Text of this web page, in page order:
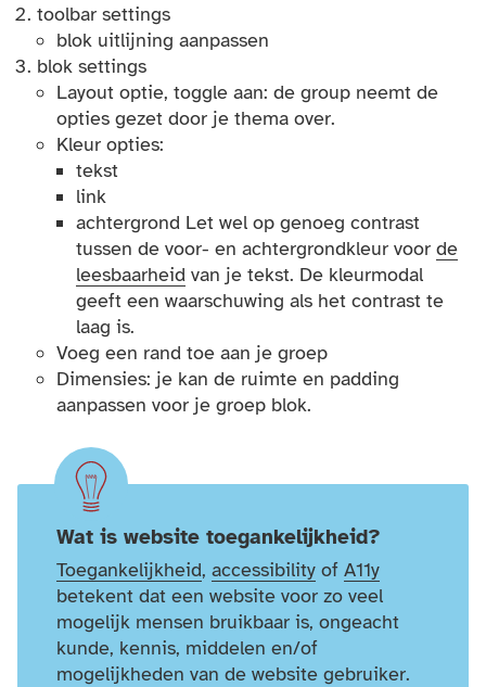
toolbar settings
blok uitlijning aanpassen
blok settings
Layout optie, toggle aan: de group neemt de
opties gezet door je thema over.
Kleur opties:
tekst
link
achtergrond Let wel op genoeg contrast
tussen de voor- en achtergrondkleur voor de
leesbaarheid van je tekst. De kleurmodal
geeft een waarschuwing als het contrast te
laag is.
Voeg een rand toe aan je groep
Dimensies: je kan de ruimte en padding
aanpassen voor je groep blok.
Wat is website toegankelijkheid?
Toegankelijkheid, accessibility of A11y
betekent dat een website voor zo veel
mogelijk mensen bruikbaar is, ongeacht
kunde, kennis, middelen en/of
mogelijkheden van de website gebruiker.